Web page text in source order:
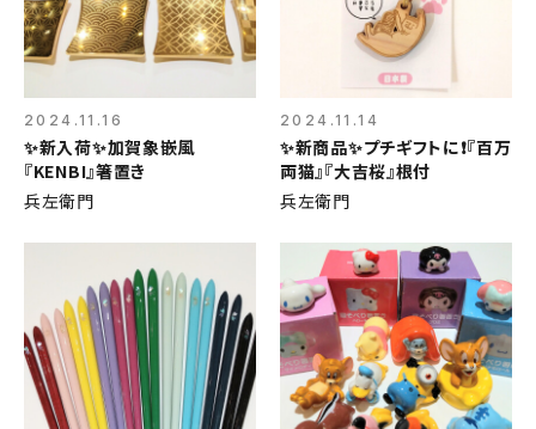
2024.11.16
✨新入荷✨加賀象嵌風
『KENBI』箸置き
兵左衛門
2024.11.14
✨新商品✨プチギフトに❗『百万
両猫』『大吉桜』根付
兵左衛門